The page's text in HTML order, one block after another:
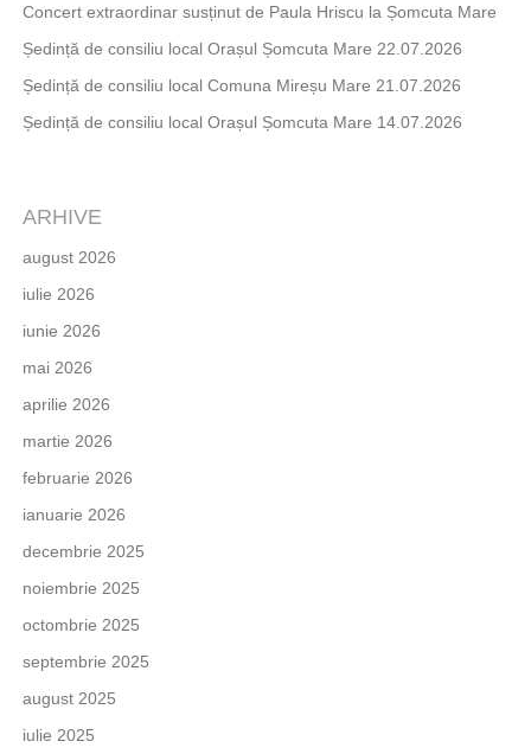
Concert extraordinar susținut de Paula Hriscu la Șomcuta Mare
Ședință de consiliu local Orașul Șomcuta Mare 22.07.2026
Ședință de consiliu local Comuna Mireșu Mare 21.07.2026
Ședință de consiliu local Orașul Șomcuta Mare 14.07.2026
ARHIVE
august 2026
iulie 2026
iunie 2026
mai 2026
aprilie 2026
martie 2026
februarie 2026
ianuarie 2026
decembrie 2025
noiembrie 2025
octombrie 2025
septembrie 2025
august 2025
iulie 2025